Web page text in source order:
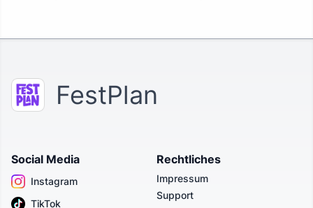
FestPlan
Social Media
Instagram
TikTok
Rechtliches
Impressum
Support